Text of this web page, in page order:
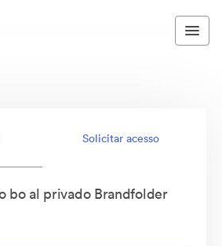
Solicitar acesso
bo al privado Brandfolder